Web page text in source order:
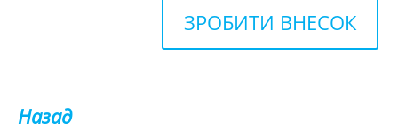
ЗРОБИТИ ВНЕСОК
Назад